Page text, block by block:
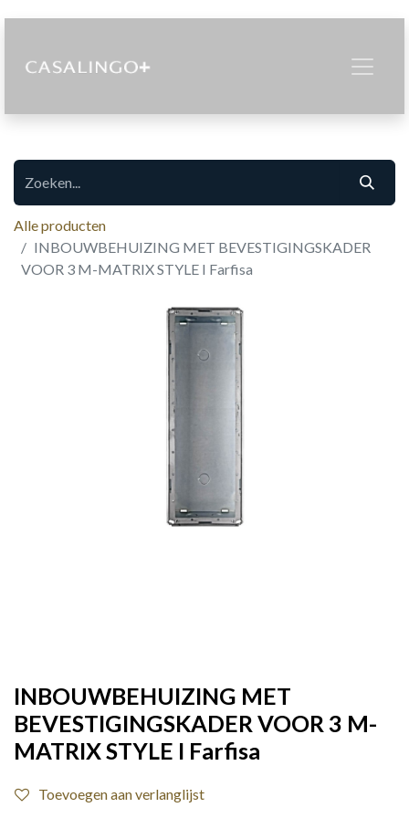
Alle producten
INBOUWBEHUIZING MET BEVESTIGINGSKADER
VOOR 3 M-MATRIX STYLE I Farfisa
INBOUWBEHUIZING MET
BEVESTIGINGSKADER VOOR 3 M-
MATRIX STYLE I Farfisa
Toevoegen aan verlanglijst